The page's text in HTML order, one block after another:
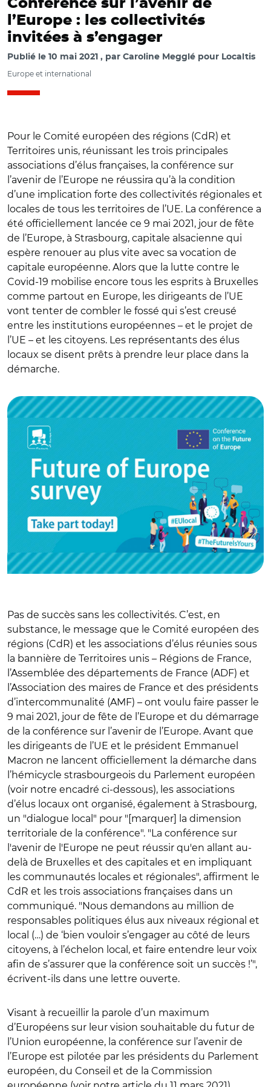
Conférence sur l’avenir de
l’Europe : les collectivités
invitées à s’engager
Publié le 10 mai 2021 par Caroline Megglé pour Localtis
Europe et international
Pour le Comité européen des régions (CdR) et
Territoires unis, réunissant les trois principales
associations d’élus françaises, la conférence sur
l’avenir de l’Europe ne réussira qu’à la condition
d’une implication forte des collectivités régionales et
locales de tous les territoires de l’UE. La conférence a
été officiellement lancée ce 9 mai 2021, jour de fête
de l’Europe, à Strasbourg, capitale alsacienne qui
espère renouer au plus vite avec sa vocation de
capitale européenne. Alors que la lutte contre le
Covid-19 mobilise encore tous les esprits à Bruxelles
comme partout en Europe, les dirigeants de l’UE
vont tenter de combler le fossé qui s’est creusé
entre les institutions européennes – et le projet de
l’UE – et les citoyens. Les représentants des élus
locaux se disent prêts à prendre leur place dans la
démarche.
Pas de succès sans les collectivités. C’est, en
substance, le message que le Comité européen des
régions (CdR) et les associations d’élus réunies sous
la bannière de Territoires unis – Régions de France,
l’Assemblée des départements de France (ADF) et
l’Association des maires de France et des présidents
d’intercommunalité (AMF) – ont voulu faire passer le
9 mai 2021, jour de fête de l’Europe et du démarrage
de la conférence sur l’avenir de l’Europe. Avant que
les dirigeants de l’UE et le président Emmanuel
Macron ne lancent officiellement la démarche dans
l’hémicycle strasbourgeois du Parlement européen
(voir notre encadré ci-dessous), les associations
d’élus locaux ont organisé, également à Strasbourg,
un "dialogue local" pour "[marquer] la dimension
territoriale de la conférence". "La conférence sur
l'avenir de l'Europe ne peut réussir qu'en allant au-
delà de Bruxelles et des capitales et en impliquant
les communautés locales et régionales", affirment le
CdR et les trois associations françaises dans un
communiqué. "Nous demandons au million de
responsables politiques élus aux niveaux régional et
local (…) de ‘bien vouloir s’engager au côté de leurs
citoyens, à l’échelon local, et faire entendre leur voix
afin de s’assurer que la conférence soit un succès !’",
écrivent-ils dans une lettre ouverte.
Visant à recueillir la parole d’un maximum
d’Européens sur leur vision souhaitable du futur de
l’Union européenne, la conférence sur l’avenir de
l’Europe est pilotée par les présidents du Parlement
européen, du Conseil et de la Commission